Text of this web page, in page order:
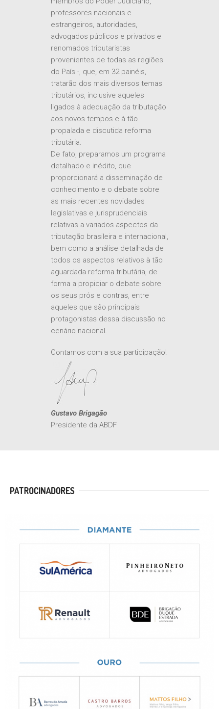
advogados públicos e privados e
renomados tributaristas
provenientes de todas as regiões
tratarão dos mais diversos temas
tributários, inclusive aqueles
aos novos tempos e à tão
propalada e discutida reforma
De fato, preparamos um programa
proporcionará a disseminação de
conhecimento e o debate sobre
as mais recentes novidades
tributação brasileira e internacional,
bem como a análise detalhada de
todos os aspectos relativos à tão
forma a propiciar o debate sobre
os seus prós e contras, entre
aqueles que são principais
protagonistas dessa discussão no
cenário nacional.
Contamos com a sua participação!
Gustavo Brigagão
Presidente da ABDF